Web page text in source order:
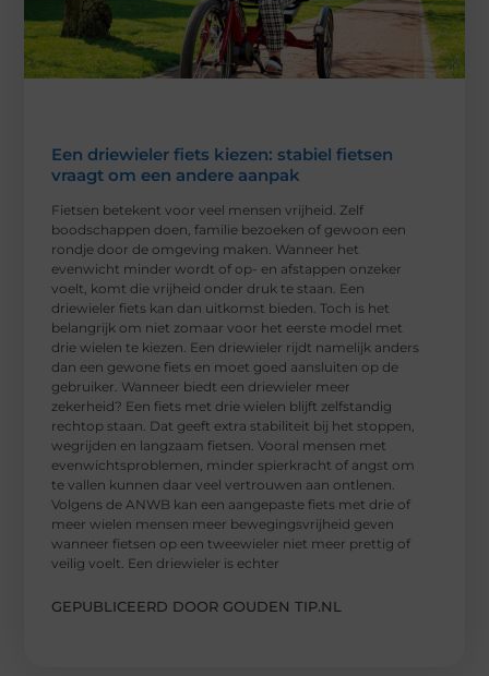
Een driewieler fiets kiezen: stabiel fietsen
vraagt om een andere aanpak
Fietsen betekent voor veel mensen vrijheid. Zelf
boodschappen doen, familie bezoeken of gewoon een
rondje door de omgeving maken. Wanneer het
evenwicht minder wordt of op- en afstappen onzeker
voelt, komt die vrijheid onder druk te staan. Een
driewieler fiets kan dan uitkomst bieden. Toch is het
belangrijk om niet zomaar voor het eerste model met
drie wielen te kiezen. Een driewieler rijdt namelijk anders
dan een gewone fiets en moet goed aansluiten op de
gebruiker. Wanneer biedt een driewieler meer
zekerheid? Een fiets met drie wielen blijft zelfstandig
rechtop staan. Dat geeft extra stabiliteit bij het stoppen,
wegrijden en langzaam fietsen. Vooral mensen met
evenwichtsproblemen, minder spierkracht of angst om
te vallen kunnen daar veel vertrouwen aan ontlenen.
Volgens de ANWB kan een aangepaste fiets met drie of
meer wielen mensen meer bewegingsvrijheid geven
wanneer fietsen op een tweewieler niet meer prettig of
veilig voelt. Een driewieler is echter
GEPUBLICEERD DOOR GOUDEN TIP.NL